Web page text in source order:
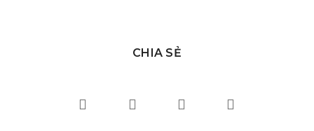
CHIA SẺ